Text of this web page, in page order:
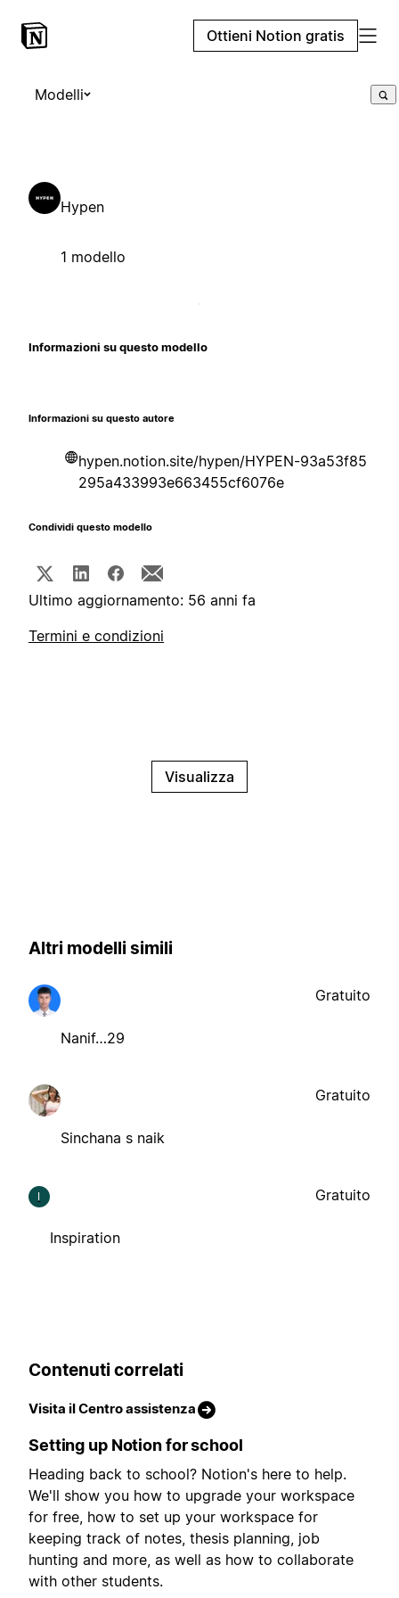
Ottieni Notion gratis
Modelli
Hypen
1 modello
Informazioni su questo modello
Informazioni su questo autore
hypen.notion.site/hypen/HYPEN-93a53f85
295a433993e663455cf6076e
Condividi questo modello
Ultimo aggiornamento: 56 anni fa
Termini e condizioni
Visualizza
Altri modelli simili
Nanif…29
Gratuito
Sinchana s naik
Gratuito
I
Inspiration
Gratuito
Contenuti correlati
Visita il Centro assistenza
Setting up Notion for school
Heading back to school? Notion's here to help.
We'll show you how to upgrade your workspace
for free, how to set up your workspace for
keeping track of notes, thesis planning, job
hunting and more, as well as how to collaborate
with other students.